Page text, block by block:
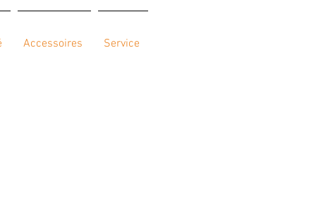
Accessoires Service